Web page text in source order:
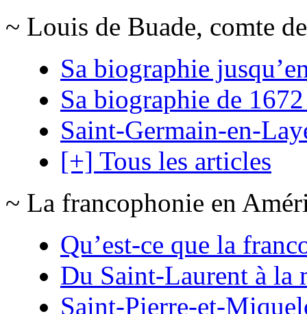
~ Louis de Buade, comte
Sa biographie
Sa biographie de
Saint-Germain-en-
[+] Tous les articles
~ La francophonie en
Qu’est-ce que la
Du Saint-Laurent à la
Saint-Pierre-et-